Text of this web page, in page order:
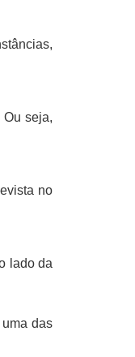
seja,
no
lado da
das